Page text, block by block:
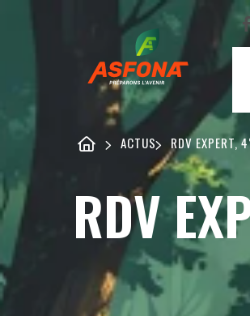
ACTUS RDV EXPERT,
RDV